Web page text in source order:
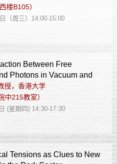
楼B105）
（周三）14:00-15:00
Between Free
Photons in Vacuum and
授，香港大学
中215教室）
(星期四) 14:30-17:30
Tensions as Clues to New